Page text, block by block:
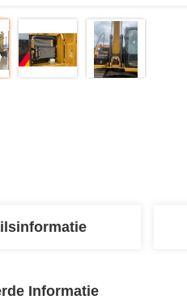
Informatie